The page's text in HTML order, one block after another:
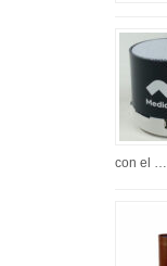
con el …